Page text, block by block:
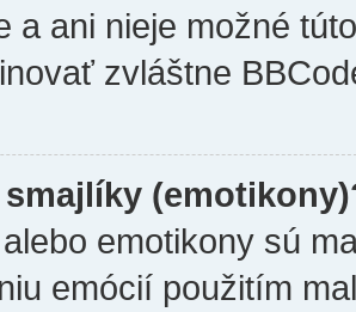
a ani nieje možné
zvláštne
emotikony sú
emócií použitím